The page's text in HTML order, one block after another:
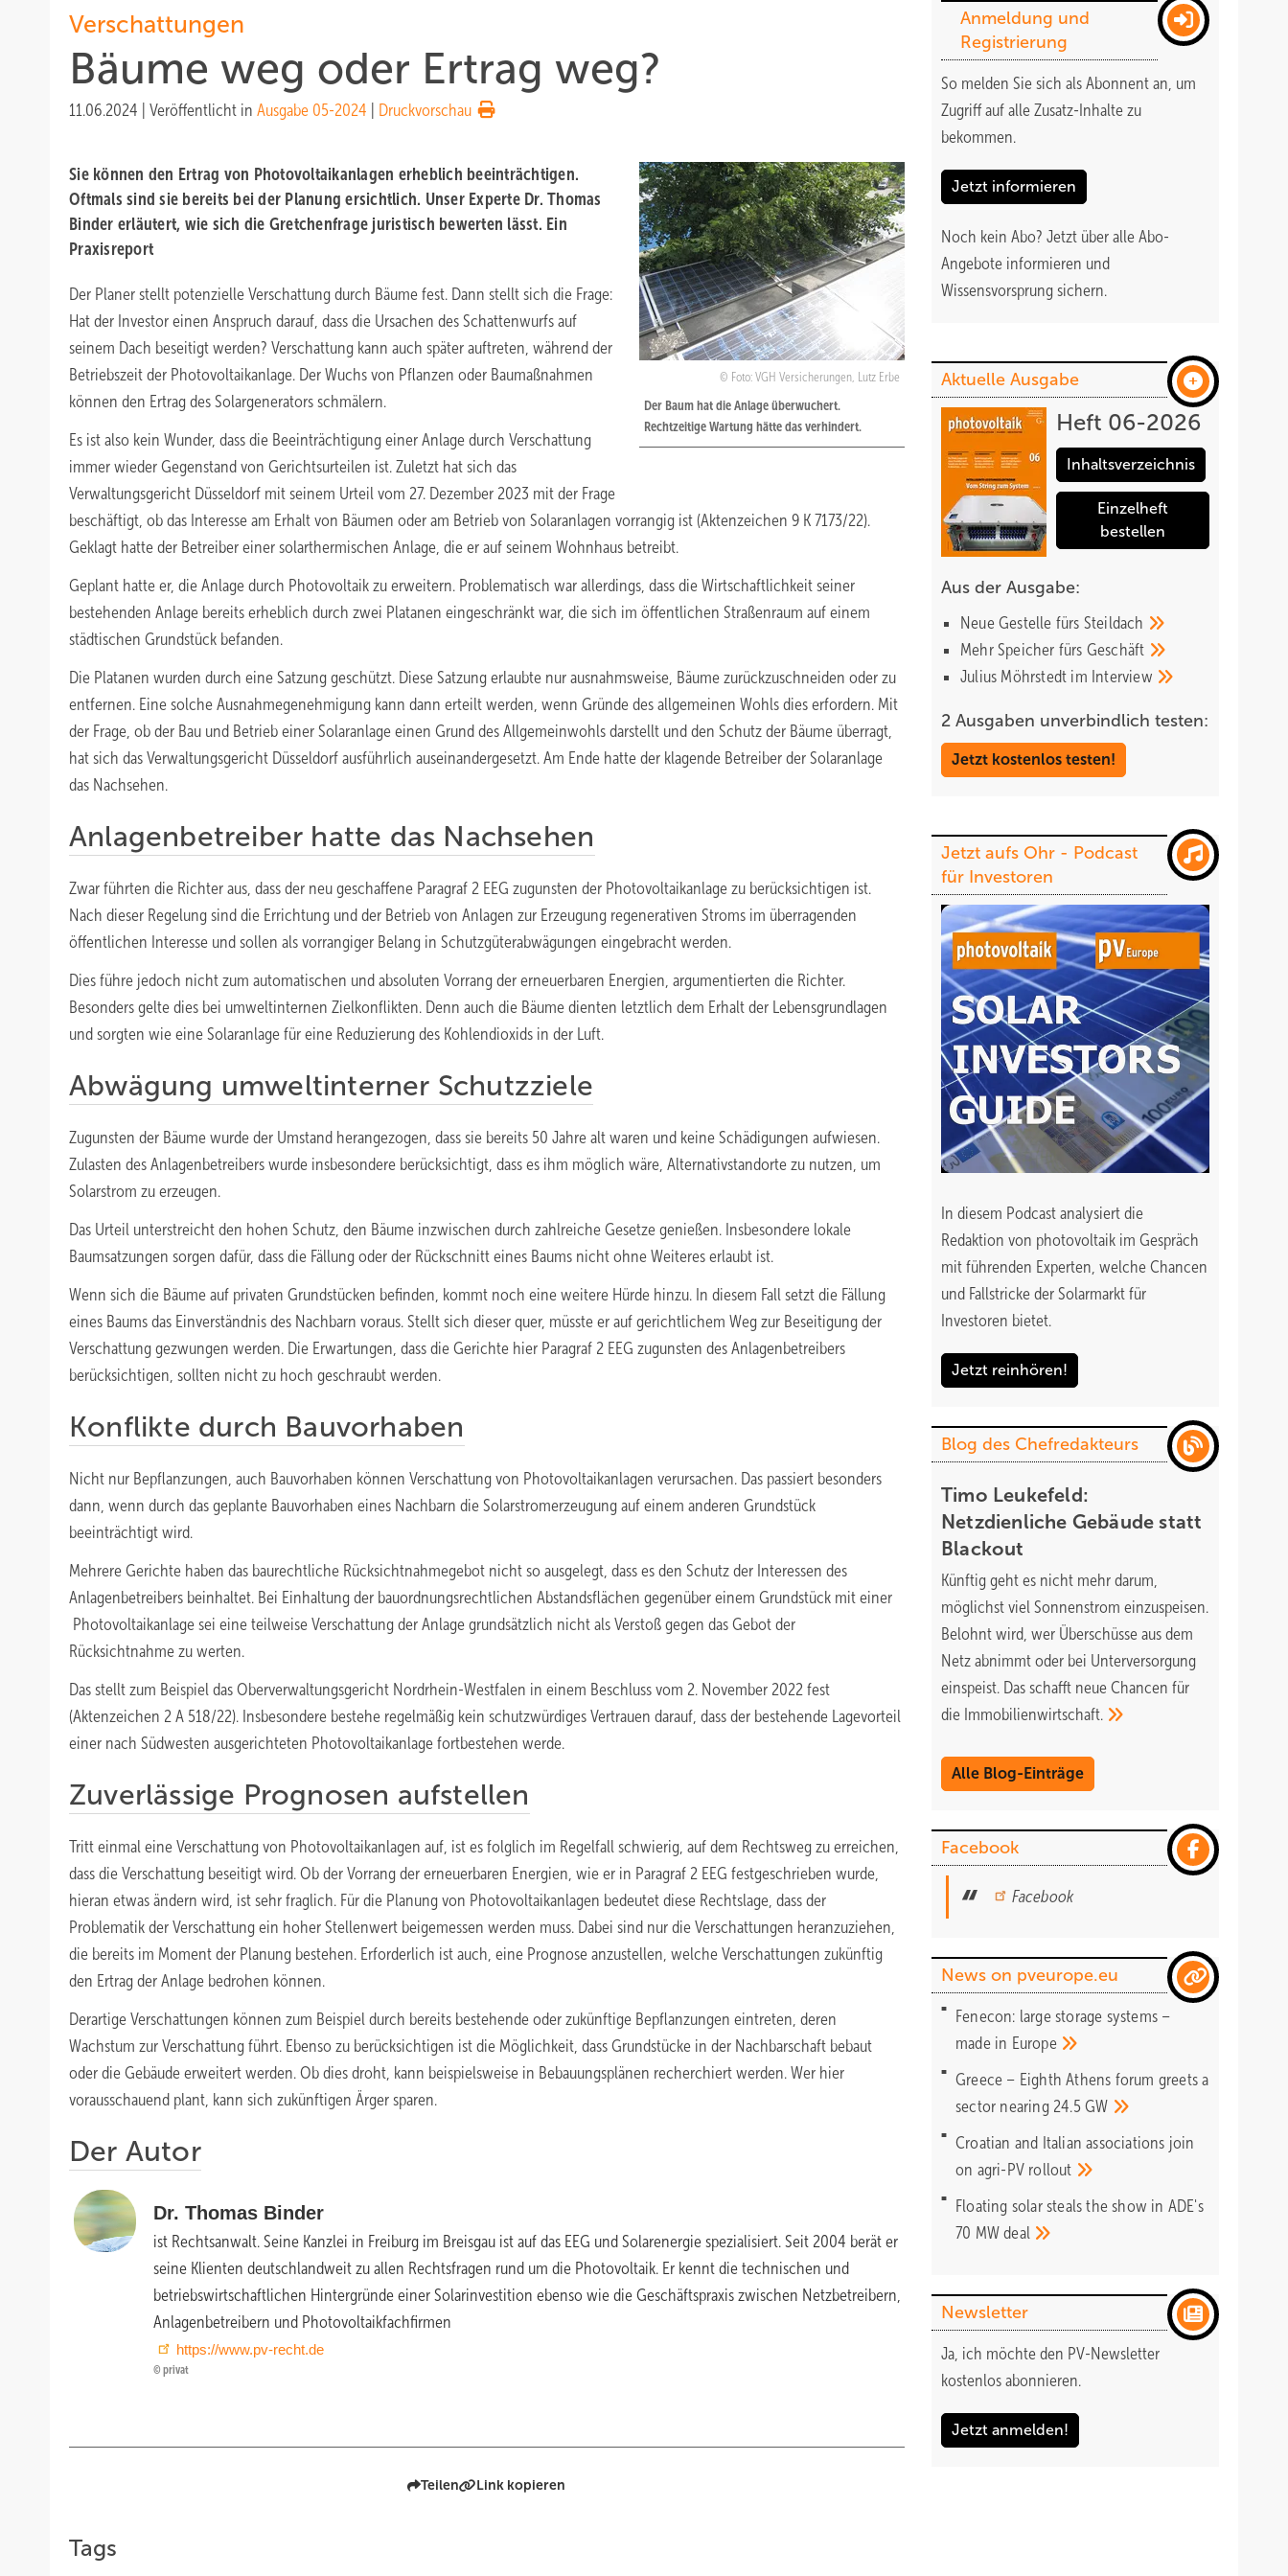
Verschattungen
Bäume weg oder Ertrag weg?
11.06.2024 Veröffentlicht in Ausgabe 05-2024 Druckvorschau
Foto: VGH Versicherungen, Lutz Erbe
Der Baum hat die Anlage überwuchert.
Rechtzeitige Wartung hätte das verhindert.
Sie können den Ertrag von Photovoltaikanlagen erheblich beeinträchtigen.
Oftmals sind sie bereits bei der Planung ersichtlich. Unser Experte Dr. Thomas
Binder erläutert, wie sich die Gretchenfrage juristisch bewerten lässt. Ein
Praxisreport
Der Planer stellt potenzielle Verschattung durch Bäume fest. Dann stellt sich die Frage:
Hat der Investor einen Anspruch darauf, dass die Ursachen des Schattenwurfs auf
seinem Dach beseitigt werden? Verschattung kann auch später auftreten, während der
Betriebszeit der Photovoltaikanlage. Der Wuchs von Pflanzen oder Baumaßnahmen
können den Ertrag des Solargenerators schmälern.
Es ist also kein Wunder, dass die Beeinträchtigung einer Anlage durch Verschattung
immer wieder Gegenstand von Gerichtsurteilen ist. Zuletzt hat sich das
Verwaltungsgericht Düsseldorf mit seinem Urteil vom 27. Dezember 2023 mit der Frage
beschäftigt, ob das Interesse am Erhalt von Bäumen oder am Betrieb von Solaranlagen vorrangig ist (Aktenzeichen 9 K 7173/22).
Geklagt hatte der Betreiber einer solarthermischen Anlage, die er auf seinem Wohnhaus betreibt.
Geplant hatte er, die Anlage durch Photovoltaik zu erweitern. Problematisch war allerdings, dass die Wirtschaftlichkeit seiner
bestehenden Anlage bereits erheblich durch zwei Platanen eingeschränkt war, die sich im öffentlichen Straßenraum auf einem
städtischen Grundstück befanden.
Die Platanen wurden durch eine Satzung geschützt. Diese Satzung erlaubte nur ausnahmsweise, Bäume zurückzuschneiden oder zu
entfernen. Eine solche Ausnahmegenehmigung kann dann erteilt werden, wenn Gründe des allgemeinen Wohls dies erfordern. Mit
der Frage, ob der Bau und Betrieb einer Solaranlage einen Grund des Allgemeinwohls darstellt und den Schutz der Bäume überragt,
hat sich das Verwaltungsgericht Düsseldorf ausführlich auseinandergesetzt. Am Ende hatte der klagende Betreiber der Solaranlage
das Nachsehen.
Anlagenbetreiber hatte das Nachsehen
Zwar führten die Richter aus, dass der neu geschaffene Paragraf 2 EEG zugunsten der Photovoltaikanlage zu berücksichtigen ist.
Nach dieser Regelung sind die Errichtung und der Betrieb von Anlagen zur Erzeugung regenerativen Stroms im überragenden
öffentlichen Interesse und sollen als vorrangiger Belang in Schutzgüterabwägungen eingebracht werden.
Dies führe jedoch nicht zum automatischen und absoluten Vorrang der erneuerbaren Energien, argumentierten die Richter.
Besonders gelte dies bei umweltinternen Zielkonflikten. Denn auch die Bäume dienten letztlich dem Erhalt der Lebensgrundlagen
und sorgten wie eine Solaranlage für eine Reduzierung des Kohlendioxids in der Luft.
Abwägung umweltinterner Schutzziele
Zugunsten der Bäume wurde der Umstand herangezogen, dass sie bereits 50 Jahre alt waren und keine Schädigungen aufwiesen.
Zulasten des Anlagenbetreibers wurde insbesondere berücksichtigt, dass es ihm möglich wäre, Alternativstandorte zu nutzen, um
Solarstrom zu erzeugen.
Das Urteil unterstreicht den hohen Schutz, den Bäume inzwischen durch zahlreiche Gesetze genießen. Insbesondere lokale
Baumsatzungen sorgen dafür, dass die Fällung oder der Rückschnitt eines Baums nicht ohne Weiteres erlaubt ist.
Wenn sich die Bäume auf privaten Grundstücken befinden, kommt noch eine weitere Hürde hinzu. In diesem Fall setzt die Fällung
eines Baums das Einverständnis des Nachbarn voraus. Stellt sich dieser quer, müsste er auf gerichtlichem Weg zur Beseitigung der
Verschattung gezwungen werden. Die Erwartungen, dass die Gerichte hier Paragraf 2 EEG zugunsten des Anlagenbetreibers
berücksichtigen, sollten nicht zu hoch geschraubt werden.
Konflikte durch Bauvorhaben
Nicht nur Bepflanzungen, auch Bauvorhaben können Verschattung von Photovoltaikanlagen verursachen. Das passiert besonders
dann, wenn durch das geplante Bauvorhaben eines Nachbarn die Solarstromerzeugung auf einem anderen Grundstück
beeinträchtigt wird.
Mehrere Gerichte haben das baurechtliche Rücksichtnahmegebot nicht so ausgelegt, dass es den Schutz der Interessen des
Anlagenbetreibers beinhaltet. Bei Einhaltung der bauordnungsrechtlichen Abstandsflächen gegenüber einem Grundstück mit einer
Photovoltaikanlage sei eine teilweise Verschattung der Anlage grundsätzlich nicht als Verstoß gegen das Gebot der
Rücksichtnahme zu werten.
Das stellt zum Beispiel das Oberverwaltungsgericht Nordrhein-Westfalen in einem Beschluss vom 2. November 2022 fest
(Aktenzeichen 2 A 518/22). Insbesondere bestehe regelmäßig kein schutzwürdiges Vertrauen darauf, dass der bestehende Lagevorteil
einer nach Südwesten ausgerichteten Photovoltaikanlage fortbestehen werde.
Zuverlässige Prognosen aufstellen
Tritt einmal eine Verschattung von Photovoltaikanlagen auf, ist es folglich im Regelfall schwierig, auf dem Rechtsweg zu erreichen,
dass die Verschattung beseitigt wird. Ob der Vorrang der erneuerbaren Energien, wie er in Paragraf 2 EEG festgeschrieben wurde,
hieran etwas ändern wird, ist sehr fraglich. Für die Planung von Photovoltaikanlagen bedeutet diese Rechtslage, dass der
Problematik der Verschattung ein hoher Stellenwert beigemessen werden muss. Dabei sind nur die Verschattungen heranzuziehen,
die bereits im Moment der Planung bestehen. Erforderlich ist auch, eine Prognose anzustellen, welche Verschattungen zukünftig
den Ertrag der Anlage bedrohen können.
Derartige Verschattungen können zum Beispiel durch bereits bestehende oder zukünftige Bepflanzungen eintreten, deren
Wachstum zur Verschattung führt. Ebenso zu berücksichtigen ist die Möglichkeit, dass Grundstücke in der Nachbarschaft bebaut
oder die Gebäude erweitert werden. Ob dies droht, kann beispielsweise in Bebauungsplänen recherchiert werden. Wer hier
vorausschauend plant, kann sich zukünftigen Ärger sparen.
Der Autor
Dr. Thom as Binder
ist Rechtsanwalt. Seine Kanzlei in Freiburg im Breisgau ist auf das EEG und Solarenergie spezialisiert. Seit 2004 berät er
seine Klienten deutschlandweit zu allen Rechtsfragen rund um die Photovoltaik. Er kennt die technischen und
betriebswirtschaftlichen Hintergründe einer Solarinvestition ebenso wie die Geschäftspraxis zwischen Netzbetreibern,
Anlagenbetreibern und Photovoltaikfachfirmen
https://www.pv-recht.de
privat
Teilen Link kopieren
Tags
Anmeldung und
Registrierung
So melden Sie sich als Abonnent an, um
Zugriff auf alle Zusatz-Inhalte zu
bekommen.
Jetzt informieren
Noch kein Abo? Jetzt über alle Abo-
Angebote informieren und
Wissensvorsprung sichern.
Aktuelle Ausgabe
Heft 06-2026
Inhaltsverzeichnis
Einzelheft
bestellen
Aus der Ausgabe:
Neue Gestelle fürs Steildach
Mehr Speicher fürs Geschäft
Julius Möhrstedt im Interview
2 Ausgaben unverbindlich testen:
Jetzt kostenlos testen!
Jetzt aufs Ohr - Podcast
für Investoren
In diesem Podcast analysiert die
Redaktion von photovoltaik im Gespräch
mit führenden Experten, welche Chancen
und Fallstricke der Solarmarkt für
Investoren bietet.
Jetzt reinhören!
Blog des Chefredakteurs
Timo Leukefeld:
Netzdienliche Gebäude statt
Blackout
Künftig geht es nicht mehr darum,
möglichst viel Sonnenstrom einzuspeisen.
Belohnt wird, wer Überschüsse aus dem
Netz abnimmt oder bei Unterversorgung
einspeist. Das schafft neue Chancen für
die Immobilienwirtschaft.
Alle Blog-Einträge
Facebook
Facebook
News on pveurope.eu
Fenecon: large storage systems –
made in Europe
Greece – Eighth Athens forum greets a
sector nearing 24.5 GW
Croatian and Italian associations join
on agri-PV rollout
Floating solar steals the show in ADE's
70 MWdeal
Newsletter
Ja, ich möchte den PV-Newsletter
kostenlos abonnieren.
Jetzt anmelden!